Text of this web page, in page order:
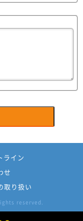
ライン
せ
取り扱い
reserved.